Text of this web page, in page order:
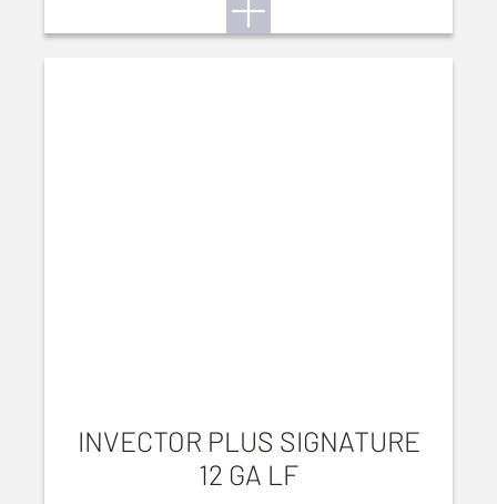
INVECTOR PLUS SIGNATURE
12 GA LF